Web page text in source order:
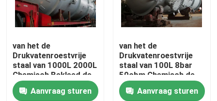
Over ons
Kwaliteitscontrole
Neem contact met ons op
van het de
Drukvatenroestvrije
staal van 1000L 2000L
Chemisch Bekleed de
Reactieschip
Aanvraag sturen
van het de
Drukvatenroestvrije
staal van 100L 8bar
50cbm Chemisch de
Reactieschip
Aanvraag sturen